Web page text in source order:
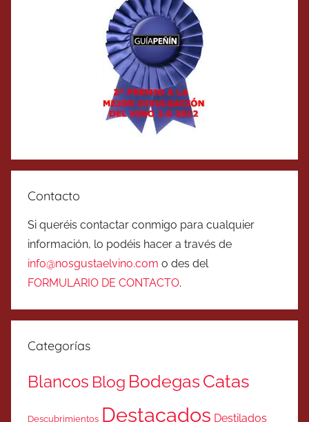
Contacto
Si queréis contactar conmigo para cualquier
información, lo podéis hacer a través de
info@nosgustaelvino.com o des del
FORMULARIO DE CONTACTO.
Categorías
Blancos Blog BodegasCatas
Descubrimientos Destacados Destilados